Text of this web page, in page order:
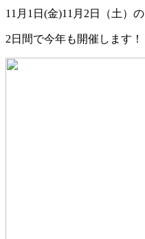
11月1日(金)11月2日（土）の
2日間で今年も開催します！